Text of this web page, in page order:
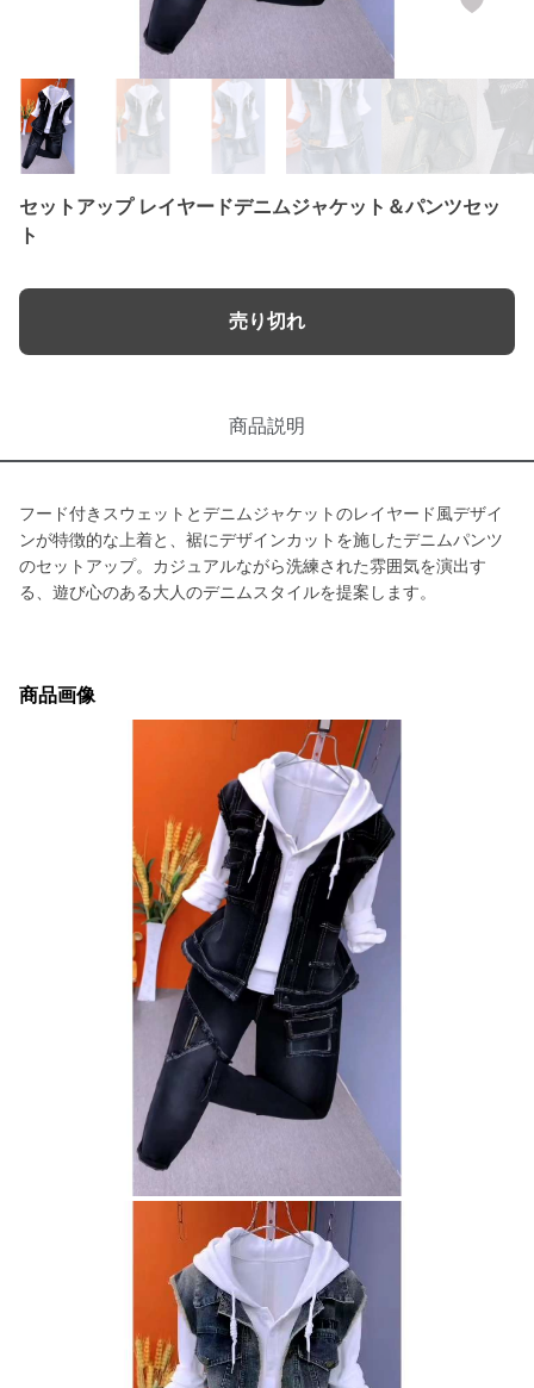
セットアップ レイヤードデニムジャケット＆パンツセッ
ト
売り切れ
商品説明
フード付きスウェットとデニムジャケットのレイヤード風デザイ
ンが特徴的な上着と、裾にデザインカットを施したデニムパンツ
のセットアップ。カジュアルながら洗練された雰囲気を演出す
る、遊び心のある大人のデニムスタイルを提案します。
商品画像